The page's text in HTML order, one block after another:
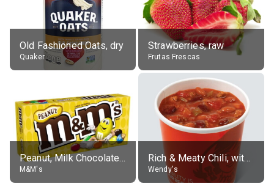
Old Fashioned Oats, dry
Quaker
Strawberries, raw
Frutas Frescas
Peanut, Milk Chocolate Candies
M&M's
Rich & Meaty Chili, without toppings, large
Wendy's